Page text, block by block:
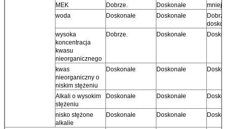
MEK
Dobrze. Doskonałe
mniej
woda
Doskonałe Doskonałe
wysoka
koncentracja
kwasu
nieorganicznego
Dobrze. Doskonałe
kwas
nieorganiczny o
niskim stężeniu
Doskonałe Doskonałe
Alkali o wysokim
stężeniu
Doskonałe Doskonałe
nisko stężone
alkalie
Doskonałe Doskonałe